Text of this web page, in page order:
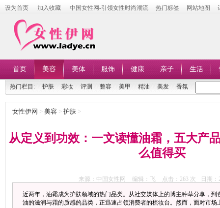
设为首页 加入收藏 中国女性网-引领女性时尚潮流 热门标签 网站地图
首页 美容 美体 服饰 健康 亲子 生活
热门栏目: 护肤 彩妆 评测 整容 美甲 精油 美发 香氛
女性伊网 > 美容 > 护肤 >
从定义到功效：一文读懂油霜，五大产
么值得买
来源：中国女性网 编辑：飞 点击： 263 次 日期：
近两年，油霜成为护肤领域的热门品类。从社交媒体上的博主种草分享，到
油的滋润与霜的质感的品类，正迅速占领消费者的梳妆台。然而，面对市场